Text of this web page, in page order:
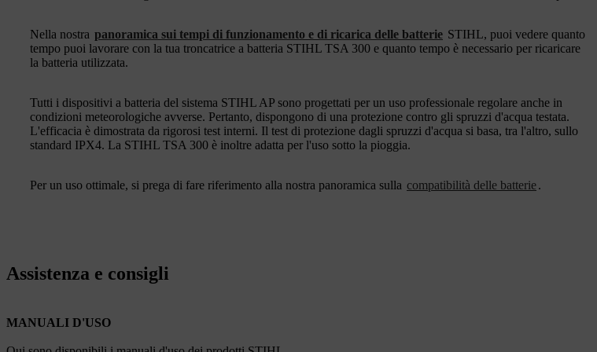
Nella nostra panoramica sui tempi di funzionamento e di ricarica delle batterie STIHL, puoi vedere quanto
tempo puoi lavorare con la tua troncatrice a batteria STIHL TSA 300 e quanto tempo è necessario per ricaricare
la batteria utilizzata.
Tutti i dispositivi a batteria del sistema STIHL AP sono progettati per un uso professionale regolare anche in
condizioni meteorologiche avverse. Pertanto, dispongono di una protezione contro gli spruzzi d'acqua testata.
L'efficacia è dimostrata da rigorosi test interni. Il test di protezione dagli spruzzi d'acqua si basa, tra l'altro, sullo
standard IPX4. La STIHL TSA 300 è inoltre adatta per l'uso sotto la pioggia.
Per un uso ottimale, si prega di fare riferimento alla nostra panoramica sulla compatibilità delle batterie.
Assistenza e consigli
MANUALI D'USO